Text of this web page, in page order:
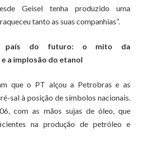
Geisel tenha produzido uma
tanto as suas companhias”.
país do futuro: o mito da
a implosão do etanol
que o PT alçou a Petrobras e as
sal à posição de símbolos nacionais.
com as mãos sujas de óleo, que
na produção de petróleo e